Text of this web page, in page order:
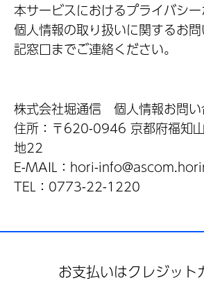
本サービスにおけるプライバシ
個人情報の取り扱いに関するお
記窓口までご連絡ください。
株式会社堀通信 個人情報お問い
住所：〒620-0946 京都府福知
地22
E-MAIL：hori-
TEL：0773-22-1220
お支払いはクレジット